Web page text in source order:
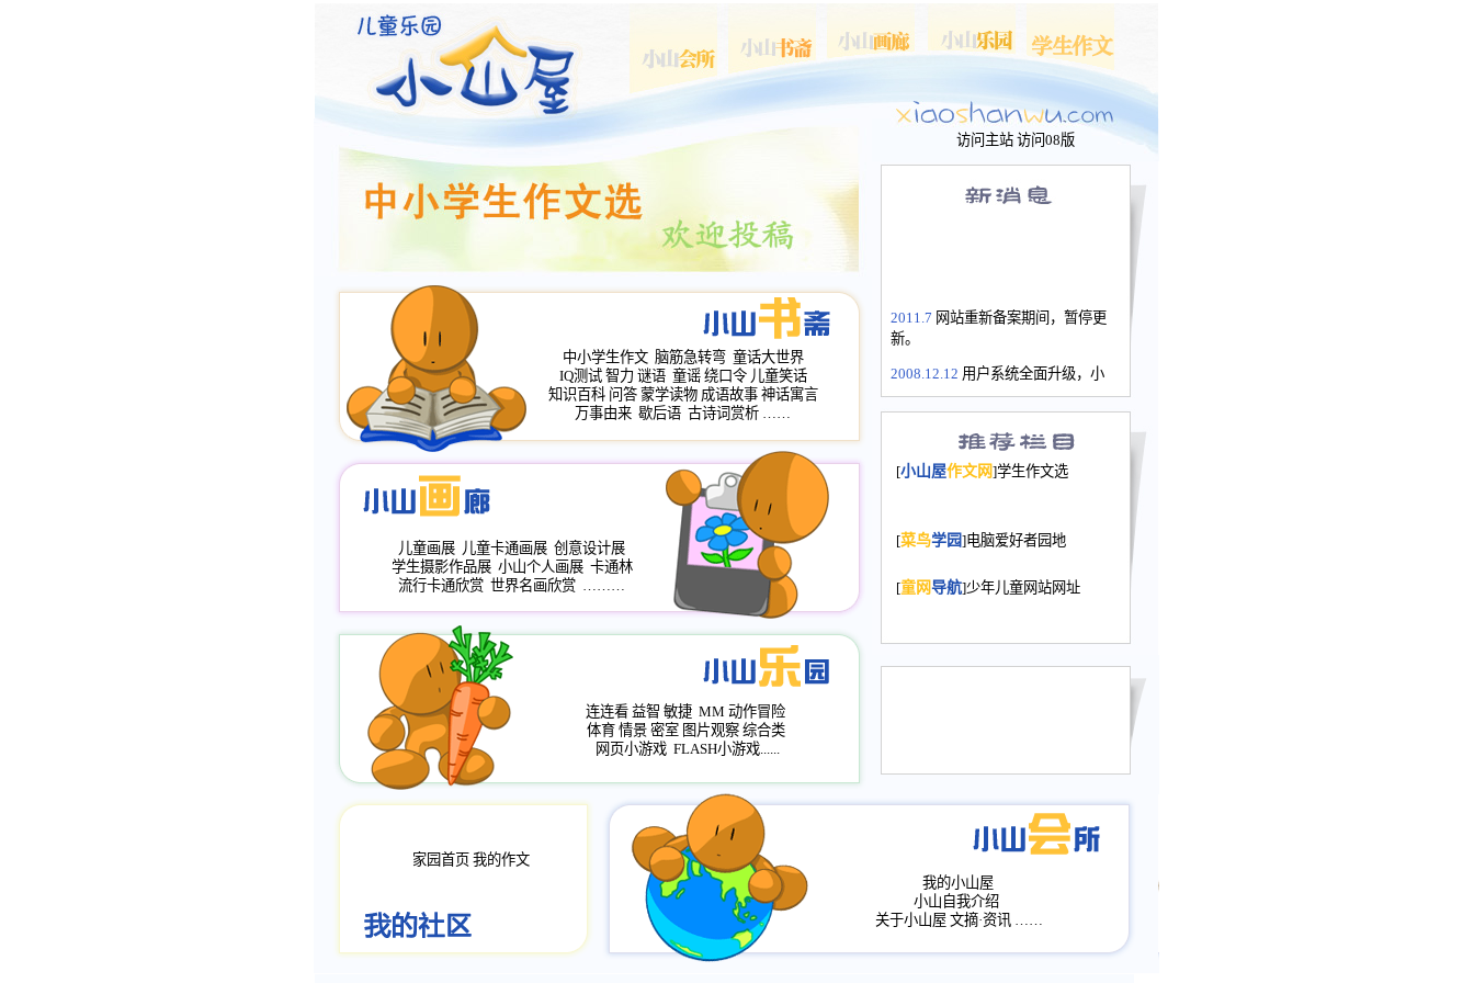
访问主站 访问08版
2011.7 网站重新备案期间，暂停更
新。
2008.12.12 用户系统全面升级，小
长会、家园网－个人空间，用户一
次注册全部通行。
2008.12.12家园网正式运行，域
年，2009版提前启用，小山屋全面
小山画廊均增加多个新栏目。。
评分、顶功能，作文宝典改版。
[小山屋作文网]学生作文选
[菜鸟学园]电脑爱好者园地
[童网导航]少年儿童网站网址
中小学生作文 脑筋急转弯 童话大世界
IQ测试 智力 谜语 童谣 绕口令 儿童笑话
知识百科 问答 蒙学读物 成语故事 神话寓言
万事由来 歇后语 古诗词赏析 ……
儿童画展 儿童卡通画展 创意设计展
学生摄影作品展 小山个人画展 卡通林
流行卡通欣赏 世界名画欣赏 ………
连连看 益智 敏捷 MM 动作冒险
体育 情景 密室 图片观察 综合类
网页小游戏 FLASH小游戏......
家园首页 我的作文
我的小山屋
小山自我介绍
关于小山屋 文摘·资讯 ……